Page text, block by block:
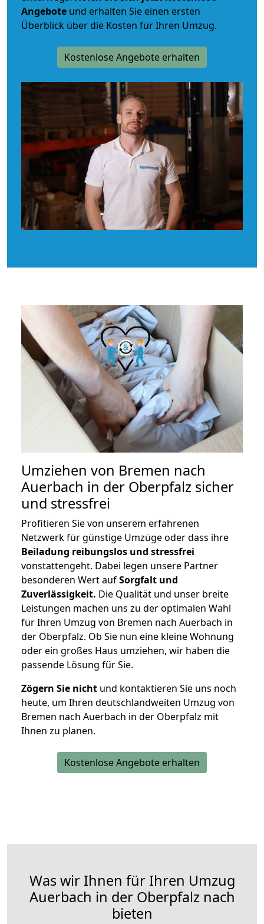
Angebote und erhalten Sie einen ersten
Überblick über die Kosten für Ihren Umzug.
Kostenlose Angebote erhalten
Umziehen von Bremen nach
Auerbach in der Oberpfalz sicher
und stressfrei
Profitieren Sie von unserem erfahrenen
Netzwerk für günstige Umzüge oder dass ihre
Beiladung reibungslos und stressfrei
vonstattengeht. Dabei legen unsere Partner
besonderen Wert aufSorgfalt und
Zuverlässigkeit. Die Qualität und unser breite
Leistungen machen uns zu der optimalen Wahl
für Ihren Umzug von Bremen nach Auerbach in
der Oberpfalz. Ob Sie nun eine kleine Wohnung
oder ein großes Haus umziehen, wir haben die
passende Lösung für Sie.
Zögern Sie nicht und kontaktieren Sie uns noch
heute, um Ihren deutschlandweiten Umzug von
Bremen nach Auerbach in der Oberpfalz mit
Ihnen zu planen.
Kostenlose Angebote erhalten
Was wir Ihnen für Ihren Umzug
Auerbach in der Oberpfalz nach
bieten